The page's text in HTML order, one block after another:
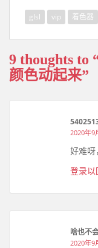
glsl vip 着色器
9 thoughts to
颜色动起来”
2020年9
好难呀
登录以
啥也不
2020年9